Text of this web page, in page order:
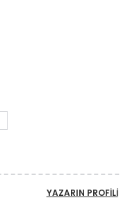
YAZARIN PROFILI